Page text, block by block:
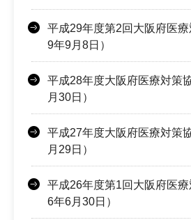
平成29年度第2回大阪府医
9年9月8日）
平成28年度大阪府医療対策
月30日）
平成27年度大阪府医療対策
月29日）
平成26年度第1回大阪府医
6年6月30日）